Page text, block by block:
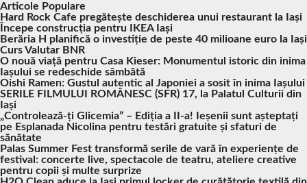
Articole Populare
Hard Rock Cafe pregătește deschiderea unui restaurant la Iași
Începe construcția pentru IKEA Iași
Berăria H planifică o investiție de peste 40 milioane euro la Iași
Curs Valutar BNR
O nouă viață pentru Casa Kieser: Monumentul istoric din inima
Iașului se redeschide sâmbătă
Oishi Ramen: Gustul autentic al Japoniei a sosit în inima Iașului
SERILE FILMULUI ROMÂNESC (SFR) 17, la Palatul Culturii din
Iași
„Controlează-ți Glicemia” – Ediția a II-a! Ieșenii sunt așteptați
pe Esplanada Nicolina pentru testări gratuite și sfaturi de
sănătate
Palas Summer Fest transformă serile de vară în experiențe de
festival: concerte live, spectacole de teatru, ateliere creative
pentru copii și multe surprize